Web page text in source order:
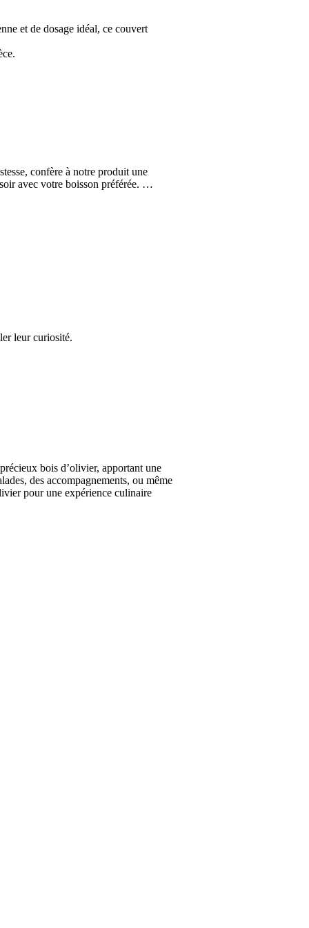
et de dosage idéal, ce couvert
confère à notre produit une
avec votre boisson préférée. …
leur curiosité.
bois d’olivier, apportant une
des accompagnements, ou même
pour une expérience culinaire